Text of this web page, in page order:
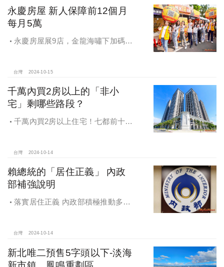
永慶房屋 新人保障前12個月
每月5萬
永慶房屋展9店，金龍海嘯下加碼員
福感，看得到更領得到！業務新人保
障前12個月每月5萬
台灣 2024-10-15
千萬內買2房以上的「非小
宅」剩哪些路段？
千萬內買2房以上住宅！七都前十大
台灣 2024-10-14
賴總統的「居住正義」 內政
部補強說明
落實居住正義 內政部積極推動多元
台灣 2024-10-14
新北唯二預售5字頭以下-淡海
新市鎮、鳳鳴重劃區